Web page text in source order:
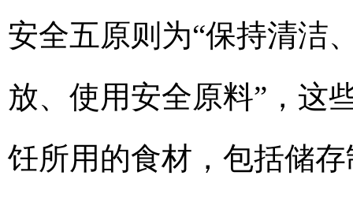
安全五原则为“保持清洁
放、使用安全原料”，这
饪所用的食材，包括储